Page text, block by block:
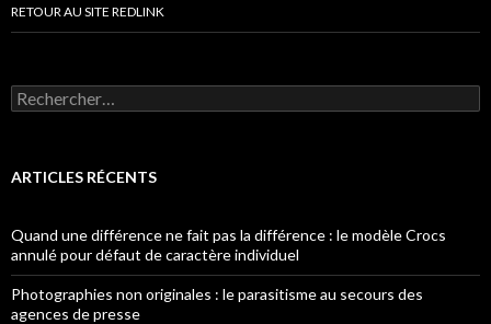
RETOUR AU SITE REDLINK
Rechercher :
ARTICLES RÉCENTS
Quand une différence ne fait pas la différence : le modèle Crocs
annulé pour défaut de caractère individuel
Photographies non originales : le parasitisme au secours des
agences de presse